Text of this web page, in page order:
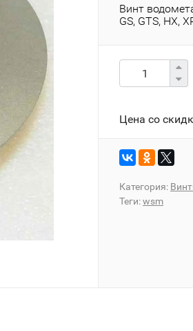
Винт
GS, GTS, HX,
Цена со
Категория:
Теги:wsm